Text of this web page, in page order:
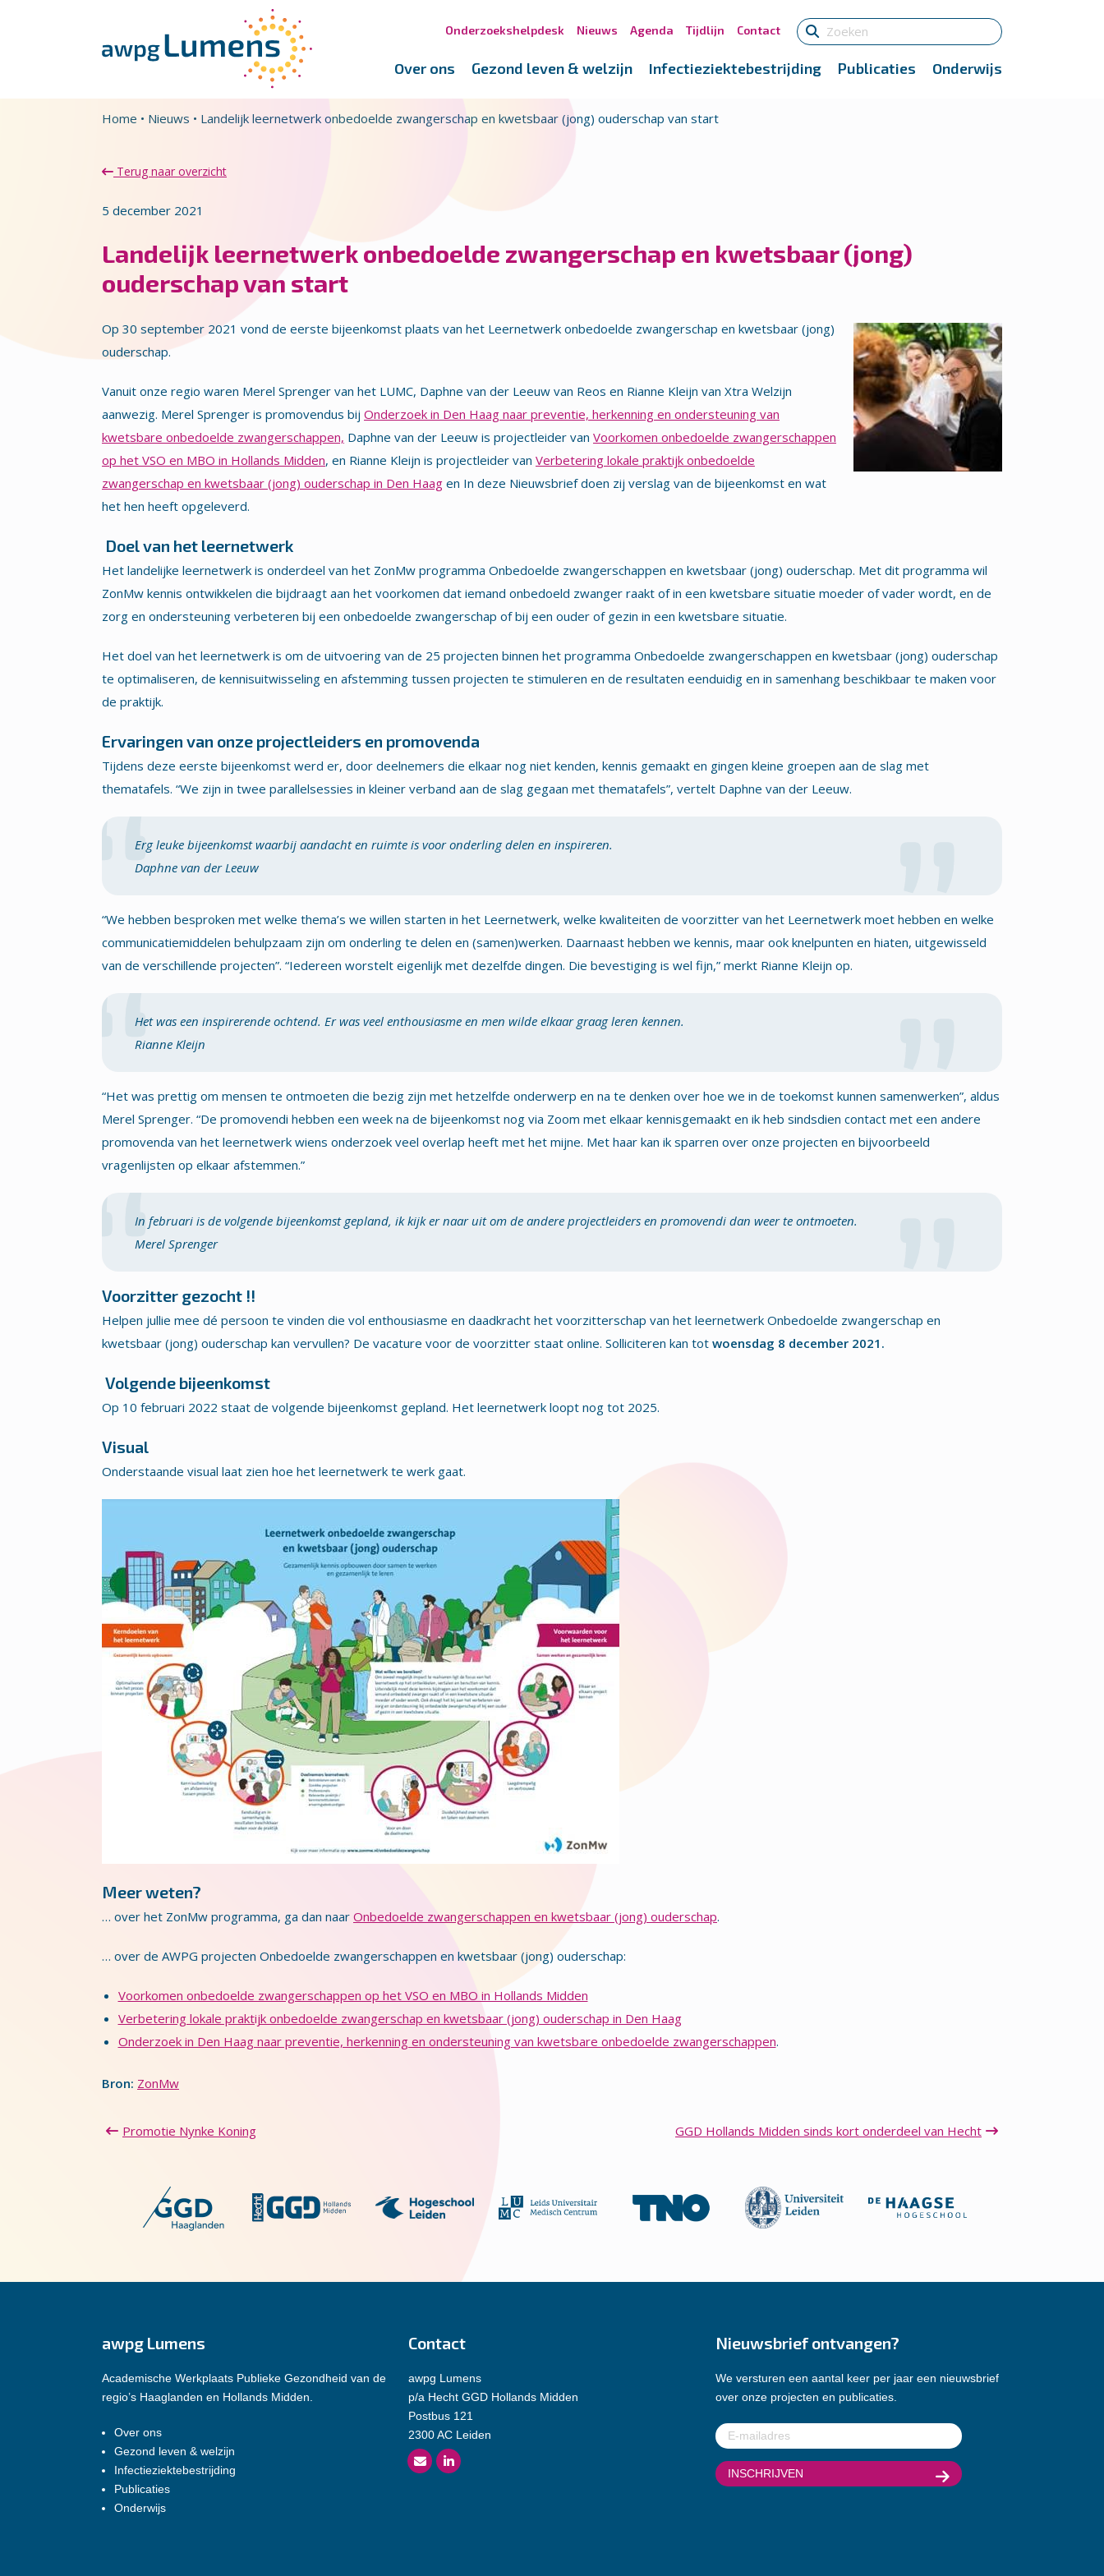
Onderzoekshelpdesk Nieuws Agenda Tijdlijn Contact
Over ons Gezond leven & welzijn Infectieziektebestrijding Publicaties Onderwijs
Home • Nieuws • Landelijk leernetwerk onbedoelde zwangerschap en kwetsbaar (jong) ouderschap van start
Terug naar overzicht
5 december 2021
Landelijk leernetwerk onbedoelde zwangerschap en kwetsbaar (jong)
ouderschap van start
Op 30 september 2021 vond de eerste bijeenkomst plaats van het Leernetwerk onbedoelde zwangerschap en kwetsbaar (jong)
ouderschap.
Vanuit onze regio waren Merel Sprenger van het LUMC, Daphne van der Leeuw van Reos en Rianne Kleijn van Xtra Welzijn
aanwezig. Merel Sprenger is promovendus bij Onderzoek in Den Haag naar preventie, herkenning en ondersteuning van
kwetsbare onbedoelde zwangerschappen, Daphne van der Leeuw is projectleider van Voorkomen onbedoelde zwangerschappen
op het VSO en MBO in Hollands Midden, en Rianne Kleijn is projectleider van Verbetering lokale praktijk onbedoelde
zwangerschap en kwetsbaar (jong) ouderschap in Den Haag en In deze Nieuwsbrief doen zij verslag van de bijeenkomst en wat
het hen heeft opgeleverd.
Doel van het leernetwerk
Het landelijke leernetwerk is onderdeel van het ZonMw programma Onbedoelde zwangerschappen en kwetsbaar (jong) ouderschap. Met dit programma wil
ZonMw kennis ontwikkelen die bijdraagt aan het voorkomen dat iemand onbedoeld zwanger raakt of in een kwetsbare situatie moeder of vader wordt, en de
zorg en ondersteuning verbeteren bij een onbedoelde zwangerschap of bij een ouder of gezin in een kwetsbare situatie.
Het doel van het leernetwerk is om de uitvoering van de 25 projecten binnen het programma Onbedoelde zwangerschappen en kwetsbaar (jong) ouderschap
te optimaliseren, de kennisuitwisseling en afstemming tussen projecten te stimuleren en de resultaten eenduidig en in samenhang beschikbaar te maken voor
de praktijk.
Ervaringen van onze projectleiders en promovenda
Tijdens deze eerste bijeenkomst werd er, door deelnemers die elkaar nog niet kenden, kennis gemaakt en gingen kleine groepen aan de slag met
thematafels. “We zijn in twee parallelsessies in kleiner verband aan de slag gegaan met thematafels”, vertelt Daphne van der Leeuw.
Erg leuke bijeenkomst waarbij aandacht en ruimte is voor onderling delen en inspireren.
Daphne van der Leeuw
“We hebben besproken met welke thema’s we willen starten in het Leernetwerk, welke kwaliteiten de voorzitter van het Leernetwerk moet hebben en welke
communicatiemiddelen behulpzaam zijn om onderling te delen en (samen)werken. Daarnaast hebben we kennis, maar ook knelpunten en hiaten, uitgewisseld
van de verschillende projecten”. “Iedereen worstelt eigenlijk met dezelfde dingen. Die bevestiging is wel fijn,” merkt Rianne Kleijn op.
Het was een inspirerende ochtend. Er was veel enthousiasme en men wilde elkaar graag leren kennen.
Rianne Kleijn
“Het was prettig om mensen te ontmoeten die bezig zijn met hetzelfde onderwerp en na te denken over hoe we in de toekomst kunnen samenwerken”, aldus
Merel Sprenger. “De promovendi hebben een week na de bijeenkomst nog via Zoom met elkaar kennisgemaakt en ik heb sindsdien contact met een andere
promovenda van het leernetwerk wiens onderzoek veel overlap heeft met het mijne. Met haar kan ik sparren over onze projecten en bijvoorbeeld
vragenlijsten op elkaar afstemmen.”
In februari is de volgende bijeenkomst gepland, ik kijk er naar uit om de andere projectleiders en promovendi dan weer te ontmoeten.
Merel Sprenger
Voorzitter gezocht !!
Helpen jullie mee dé persoon te vinden die vol enthousiasme en daadkracht het voorzitterschap van het leernetwerk Onbedoelde zwangerschap en
kwetsbaar (jong) ouderschap kan vervullen? De vacature voor de voorzitter staat online. Solliciteren kan tot woensdag 8 december 2021.
Volgende bijeenkomst
Op 10 februari 2022 staat de volgende bijeenkomst gepland. Het leernetwerk loopt nog tot 2025.
Visual
Onderstaande visual laat zien hoe het leernetwerk te werk gaat.
Meer weten?
… over het ZonMw programma, ga dan naar Onbedoelde zwangerschappen en kwetsbaar (jong) ouderschap.
… over de AWPG projecten Onbedoelde zwangerschappen en kwetsbaar (jong) ouderschap:
Voorkomen onbedoelde zwangerschappen op het VSO en MBO in Hollands Midden
Verbetering lokale praktijk onbedoelde zwangerschap en kwetsbaar (jong) ouderschap in Den Haag
Onderzoek in Den Haag naar preventie, herkenning en ondersteuning van kwetsbare onbedoelde zwangerschappen.
Bron: ZonMw
Promotie Nynke Koning GGD Hollands Midden sinds kort onderdeel van Hecht
awpg Lumens
Academische Werkplaats Publieke Gezondheid van de
regio’s Haaglanden en Hollands Midden.
Over ons
Gezond leven & welzijn
Infectieziektebestrijding
Publicaties
Onderwijs
Contact
awpg Lumens
p/a Hecht GGD Hollands Midden
Postbus 121
2300 AC Leiden
Nieuwsbrief ontvangen?
We versturen een aantal keer per jaar een nieuwsbrief
over onze projecten en publicaties.
E-
mailadres(Vereist)